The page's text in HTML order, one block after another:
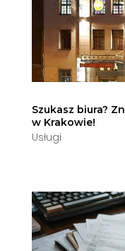
Szukasz biura?
w Krakowie!
Usługi